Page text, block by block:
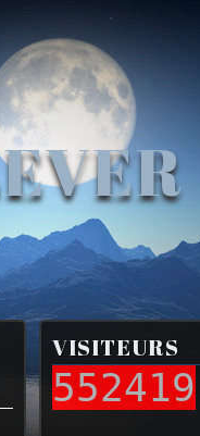
VISITEURS
552419